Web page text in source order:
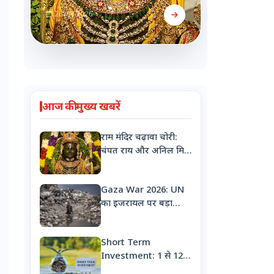
26 जून 2026
आज की मुख्य खबरें
राम मंदिर चढ़ावा चोरी:
चंपत राय और अनिल मिश्रा
का इस्तीफा
Gaza War 2026: UN
का इजरायल पर बड़ा
आरोप, 'गाजा में नरसंहार
जानबूझकर बना रहे
निशाना'
Short Term
Investment: 1 से 12
महीने के लिए करना है